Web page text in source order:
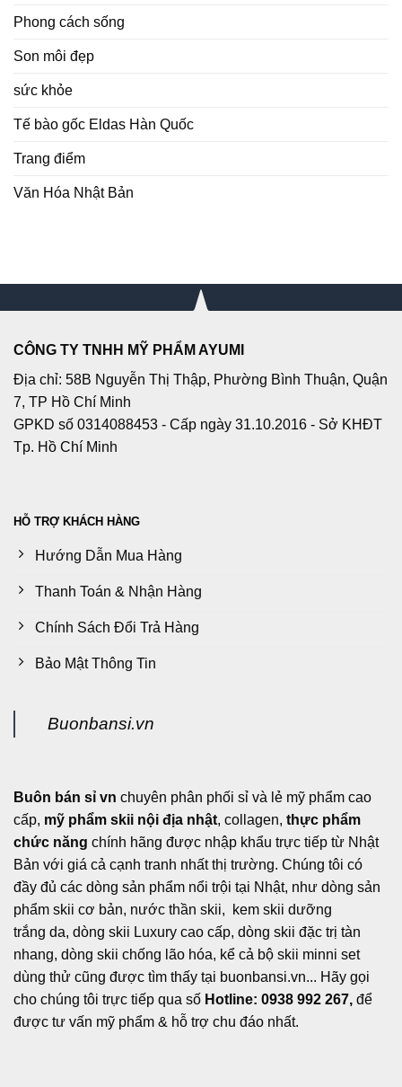
Phong cách sống
Son môi đẹp
sức khỏe
Tế bào gốc Eldas Hàn Quốc
Trang điểm
Văn Hóa Nhật Bản
CÔNG TY TNHH MỸ PHẨM AYUMI
Địa chỉ: 58B Nguyễn Thị Thập, Phường Bình Thuận, Quận
7, TP Hồ Chí Minh
GPKD số 0314088453 - Cấp ngày 31.10.2016 - Sở KHĐT
Tp. Hồ Chí Minh
HỖ TRỢ KHÁCH HÀNG
Hướng Dẫn Mua Hàng
Thanh Toán & Nhận Hàng
Chính Sách Đổi Trả Hàng
Bảo Mật Thông Tin
Buonbansi.vn
Buôn bán sỉ vn chuyên phân phối sỉ và lẻ mỹ phẩm cao
cấp, mỹ phẩm skii nội địa nhật, collagen, thực phẩm
chức năng chính hãng được nhập khẩu trực tiếp từ Nhật
Bản với giá cả cạnh tranh nhất thị trường. Chúng tôi có
đầy đủ các dòng sản phẩm nổi trội tại Nhật, như dòng sản
phẩm skii cơ bản, nước thần skii, kem skii dưỡng
trắng da, dòng skii Luxury cao cấp, dòng skii đặc trị tàn
nhang, dòng skii chống lão hóa, kể cả bộ skii minni set
dùng thử cũng được tìm thấy tại buonbansi.vn... Hãy gọi
cho chúng tôi trực tiếp qua số Hotline: 0938 992 267, để
được tư vấn mỹ phẩm & hỗ trợ chu đáo nhất.